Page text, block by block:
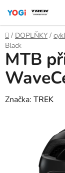
obsah
Domů
/ DOPLŇKY /
Black
MTB
Značka: TREK